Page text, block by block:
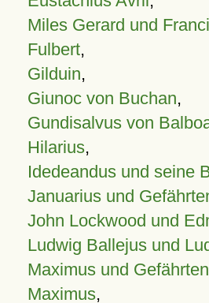
Miles Gerard und
Fulbert,
Gilduin,
Giunoc von Buchan,
Gundisalvus von
Hilarius,
Idedeandus und seine
Januarius und
John Lockwood und
Ludwig Ballejus und
Maximus und Gefährten
Maximus,